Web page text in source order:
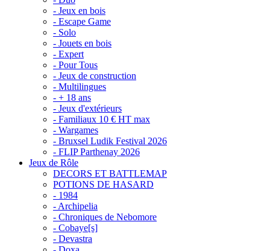
- Jeux en bois
- Escape Game
- Solo
- Jouets en bois
- Expert
- Pour Tous
- Jeux de construction
- Multilingues
- + 18 ans
- Jeux d'extérieurs
- Familiaux 10 € HT max
- Wargames
- Bruxsel Ludik Festival 2026
- FLIP Parthenay 2026
Jeux de Rôle
DECORS ET BATTLEMAP
POTIONS DE HASARD
- 1984
- Archipelia
- Chroniques de Nebomore
- Cobaye[s]
- Devastra